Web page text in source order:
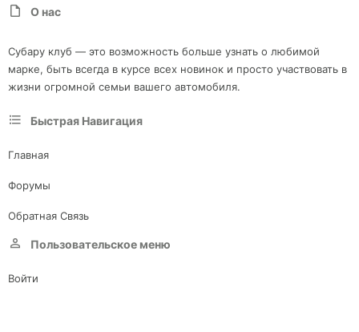
О нас
Субару клуб — это возможность больше узнать о любимой
марке, быть всегда в курсе всех новинок и просто участвовать в
жизни огромной семьи вашего автомобиля.
Быстрая Навигация
Главная
Форумы
Обратная Связь
Пользовательское меню
Войти